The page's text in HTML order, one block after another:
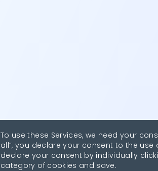
To use these Services, we need your
all”, you declare your consent to the use
declare your consent by individually
category of cookies and save.